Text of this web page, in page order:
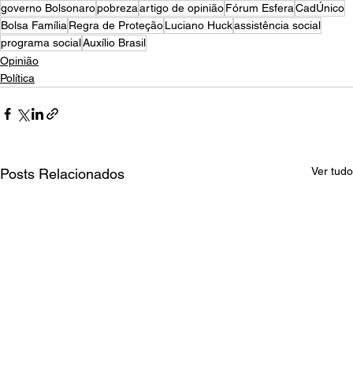
governo Bolsonaropobrezaartigo de opiniãoFórum EsferaCadÚnico
Bolsa FamíliaRegra de ProteçãoLuciano Huckassistência social
programa socialAuxílio Brasil
Opinião
Política
Posts Relacionados Ver tudo